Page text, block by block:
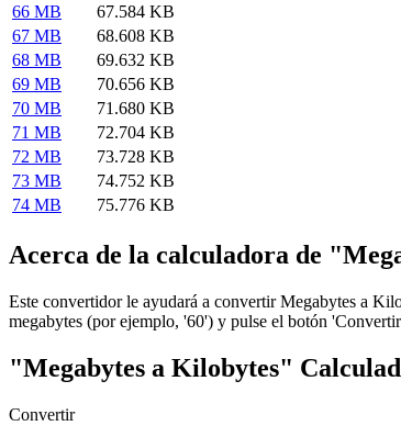
66 MB
67.584 KB
67 MB
68.608 KB
68 MB
69.632 KB
69 MB
70.656 KB
70 MB
71.680 KB
71 MB
72.704 KB
72 MB
73.728 KB
73 MB
74.752 KB
74 MB
75.776 KB
Acerca de la calculadora de
Este convertidor le ayudará a convertir Megabytes a
megabytes (por ejemplo, '60') y pulse el botón
"Megabytes a Kilobytes"
Convertir